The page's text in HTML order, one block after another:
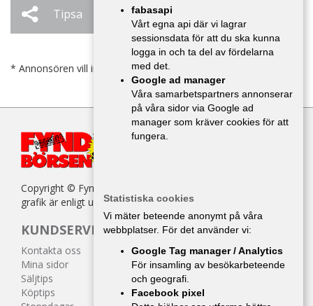
Tipsa
* Annonsören vill inte bli kontaktad av försäljare.
Copyright © Fyndbörsen. All kopiering av texter, bilder eller
grafik är enligt upphovsrättslagen förbjuden.
KUNDSERVICE
Kontakta oss
Mina sidor
Säljtips
Köptips
fabasapi
Vårt egna api där vi lagrar
sessionsdata för att du ska kunna
logga in och ta del av fördelarna
med det.
Google ad manager
Våra samarbetspartners annonserar
på våra sidor via Google ad
manager som kräver cookies för att
fungera.
Statistiska cookies
Vi mäter beteende anonymt på våra
webbplatser. För det använder vi:
Google Tag manager / Analytics
För insamling av besökarbeteende
och geografi.
Facebook pixel